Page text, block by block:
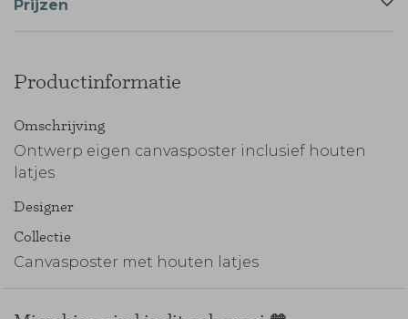
Prijzen
Productinformatie
Omschrijving
Ontwerp eigen canvasposter inclusief houten
latjes
Designer
Collectie
Canvasposter met houten latjes